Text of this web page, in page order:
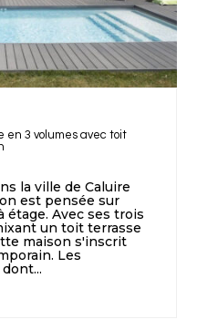
en 3 volumes avec toit
la ville de Caluire
est pensée sur
étage. Avec ses trois
un toit terrasse
maison s'inscrit
Les